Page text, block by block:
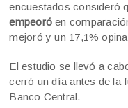
encuestados consideró
empeoróen
mejoró y un 17,1%
El estudio se llevó a
cerró un día antes de la
Banco Central.